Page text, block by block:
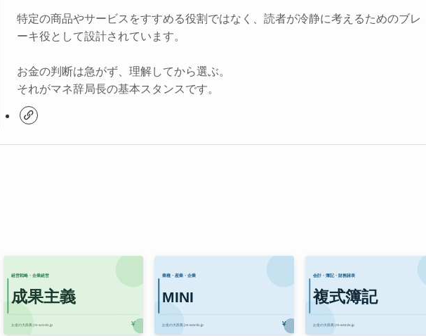
特定の商品やサービスをすすめる役割ではなく、読者が冷静に考えるためのブレ
ーキ役として設計されています。
お金の判断は急がず、理解してから選ぶ。
それがマネ辞局長の基本スタンスです。